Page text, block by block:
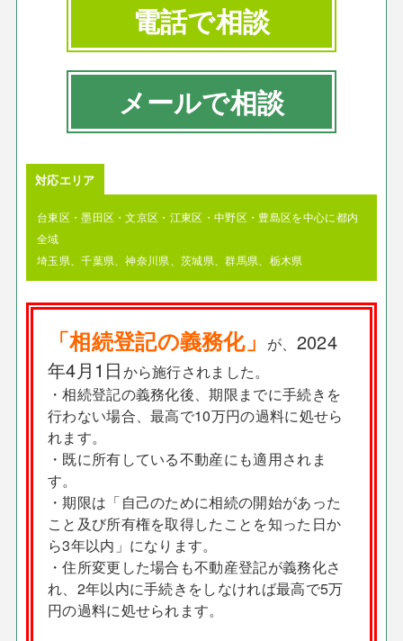
電話で相談
メールで相談
対応エリア
台東区・墨田区・文京区・江東区・中野区・豊島区を中心に都内
全域
埼玉県、千葉県、神奈川県、茨城県、群馬県、栃木県
「相続登記の義務化」 が、 2024
年4月1日から施行されました。
・相続登記の義務化後、期限までに手続きを
行わない場合、最高で10万円の過料に処せら
れます。
・既に所有している不動産にも適用されま
す。
・期限は「自己のために相続の開始があった
こと及び所有権を取得したことを知った日か
ら3年以内」になります。
・住所変更した場合も不動産登記が義務化さ
れ、2年以内に手続きをしなければ最高で5万
円の過料に処せられます。